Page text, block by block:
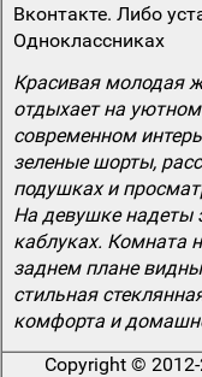
Вконтакте. Либо
Одноклассниках
Красивая молодая
отдыхает на
современном
зеленые шорты,
подушках и
На девушке надеты
каблуках. Комната
заднем плане
стильная
комфорта и
Copyright ©